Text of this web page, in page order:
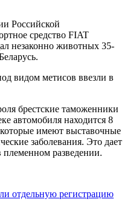
Российской
средство FIAT
незаконно животных 35-
брестские таможенники
автомобиля находится 8
имеют выставочные
заболевания. Это дает
разведении.
отдельную регистрацию